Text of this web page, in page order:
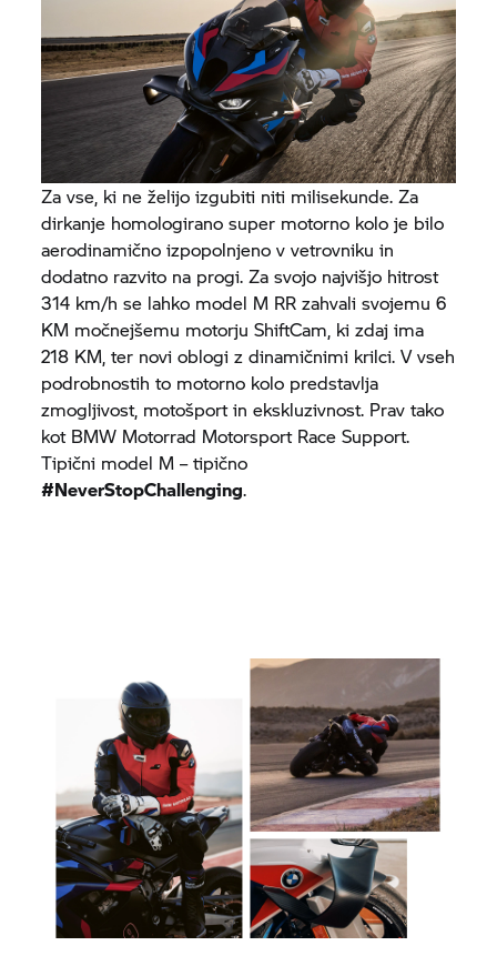
Za vse, ki ne želijo izgubiti niti milisekunde. Za
dirkanje homologirano super motorno kolo je bilo
aerodinamično izpopolnjeno v vetrovniku in
dodatno razvito na progi. Za svojo najvišjo hitrost
314 km/h se lahko model M RR zahvali svojemu 6
KM močnejšemu motorju ShiftCam, ki zdaj ima
218 KM, ter novi oblogi z dinamičnimi krilci. V vseh
podrobnostih to motorno kolo predstavlja
zmogljivost, motošport in ekskluzivnost. Prav tako
kot BMW Motorrad Motorsport Race Support.
Tipični model M – tipično
#NeverStopChallenging.